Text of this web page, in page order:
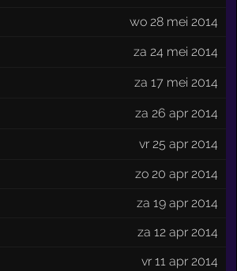
wo 28 mei 2014
za 24 mei 2014
za 17 mei 2014
za 26 apr 2014
vr 25 apr 2014
zo 20 apr 2014
za 19 apr 2014
za 12 apr 2014
vr 11 apr 2014